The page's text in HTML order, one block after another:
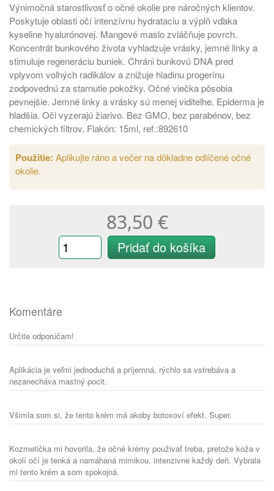
Výnimočná starostlivosť o očné okolie pre náročných klientov.
Poskytuje oblasti očí intenzívnu hydrataciu a výplň vďaka
kyseline hyalurónovej. Mangové maslo zvláčňuje povrch.
Koncentrát bunkového života vyhladzuje vrásky, jemné linky a
stimuluje regeneráciu buniek. Chráni bunkovú DNA pred
vplyvom voľných radikálov a znižuje hladinu progerínu
zodpovednú za starnutie pokožky. Očné viečka pôsobia
pevnejšie. Jemné linky a vrásky sú menej viditeľne. Epiderma je
hladšia. Oči vyzerajú žiarivo. Bez GMO, bez parabénov, bez
chemických filtrov. Flakón: 15ml, ref.:892610
Použitie: Aplikujte ráno a večer na dôkladne odlíčené očné
okolie.
83,50 €
Pridať do košíka
Komentáre
Určite odporúčam!
Aplikácia je veľmi jednoduchá a príjemná, rýchlo sa vstrebáva a
nezanecháva mastný pocit.
Všimla som si, že tento krém má akoby botoxoví efekt. Super.
Kozmetička mi hovorila, že očné krémy použivať treba, pretože koža v
okolí očí je tenká a namáhaná mimikou, intenzivne každý deň. Vybrala
mi tento krém a som spokojná.